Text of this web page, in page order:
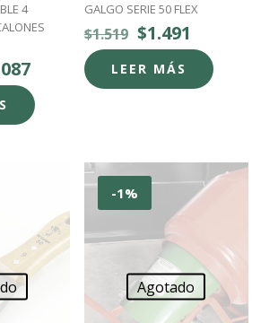
4
El
precio
actual
es:
GALGO SERIE 50 FLEX
$1.519 El
precio
original
era:
$1.491
precio
actual
es:
LEER MÁS
-1%
Agotado